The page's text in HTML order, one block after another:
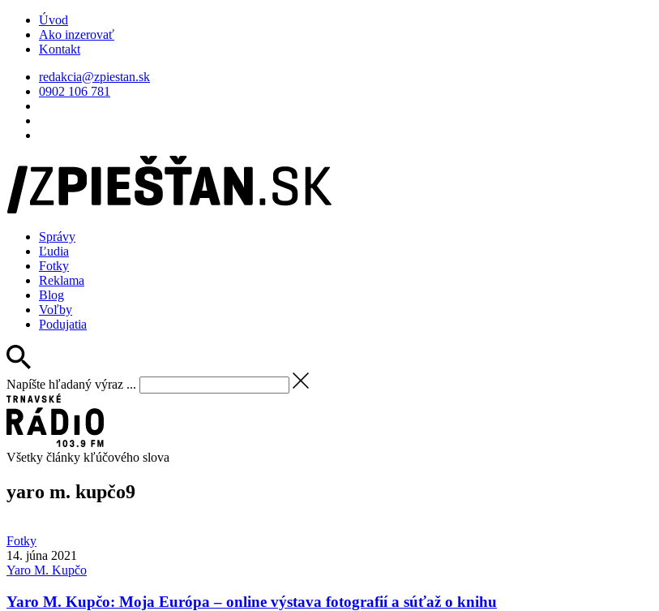
Úvod
Ako inzerovať
Kontakt
redakcia@zpiestan.sk
0902 106 781
Správy
Ľudia
Fotky
Reklama
Blog
Voľby
Podujatia
Napíšte hľadaný výraz ...
Všetky články kľúčového slova
yaro m. kupčo9
Fotky
14. júna 2021
Yaro M. Kupčo
Yaro M. Kupčo: Moja Európa – online výstava fotografií a súťaž o knihu